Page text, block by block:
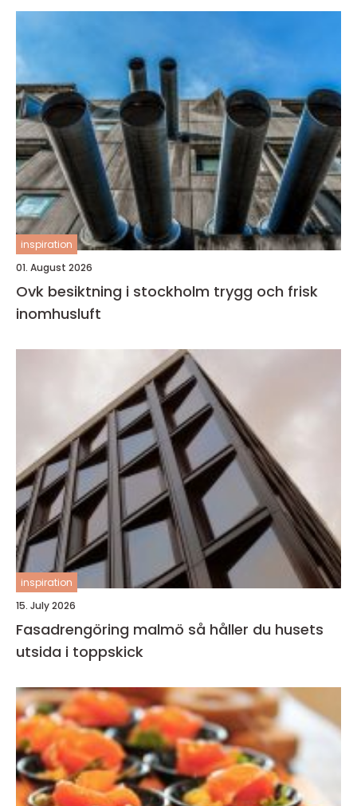
inspiration
01. August 2026
Ovk besiktning i stockholm trygg och frisk
inomhusluft
inspiration
15. July 2026
Fasadrengöring malmö så håller du husets
utsida i toppskick